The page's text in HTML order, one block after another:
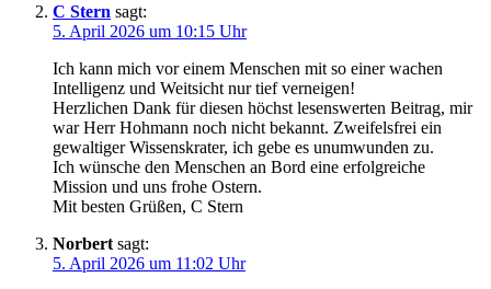
C Stern sagt:
5. April 2026 um 10:15 Uhr
Ich kann mich vor einem Menschen mit so einer wachen
Intelligenz und Weitsicht nur tief verneigen!
Herzlichen Dank für diesen höchst lesenswerten Beitrag, mir
war Herr Hohmann noch nicht bekannt. Zweifelsfrei ein
gewaltiger Wissenskrater, ich gebe es unumwunden zu.
Ich wünsche den Menschen an Bord eine erfolgreiche
Mission und uns frohe Ostern.
Mit besten Grüßen, C Stern
Norbert sagt:
5. April 2026 um 11:02 Uhr